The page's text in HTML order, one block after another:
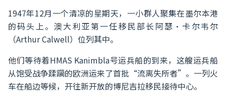
1947年12月一个清凉的星期天，一小群人聚集在墨尔本港
的码头上。澳大利亚第一任移民部长阿瑟·卡尔韦尔
（Arthur Calwell）位列其中。
他们等待着HMAS Kanimbla号运兵船的到来，这艘运兵船
从饱受战争蹂躏的欧洲运来了首批“流离失所者”。一列火
车在船边等候，开往新开放的博尼吉拉移民接待中心。